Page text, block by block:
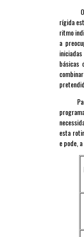
O
rígida
ritmo
a
básicas
Para
esta
e pode,